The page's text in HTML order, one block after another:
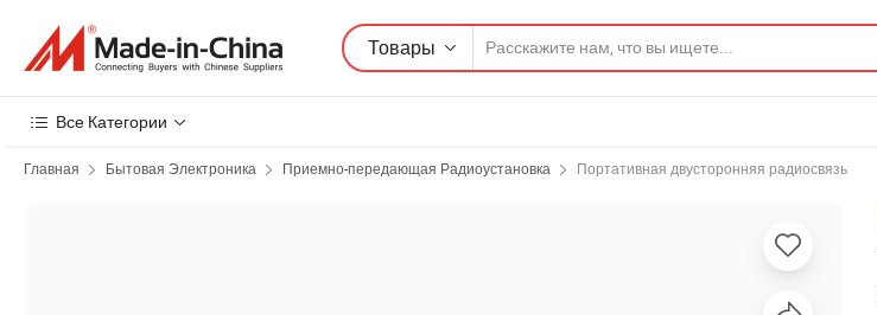
Товары
Все Категории
Главная Бытовая Электроника Приемно-передающая Радиоустановка Портативная двусторонняя радиосвязь